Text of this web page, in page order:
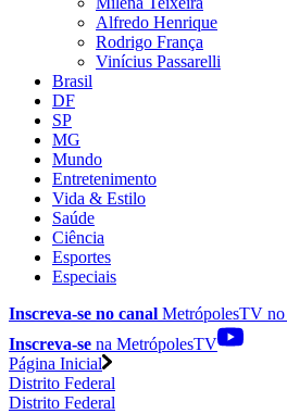
Alfredo Henrique
Rodrigo França
Vinícius Passarelli
Brasil
DF
SP
MG
Mundo
Entretenimento
Vida & Estilo
Saúde
Ciência
Esportes
Especiais
Inscreva-se no canal MetrópolesTV no
Inscreva-se na MetrópolesTV
Página Inicial
Distrito Federal
Distrito Federal